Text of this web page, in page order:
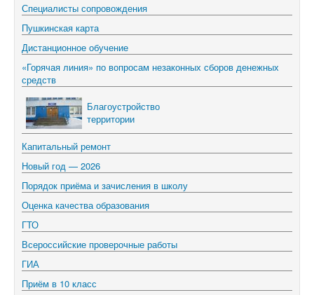
Специалисты сопровождения
Пушкинская карта
Дистанционное обучение
«Горячая линия» по вопросам незаконных сборов денежных
средств
Благоустройство
территории
Капитальный ремонт
Новый год — 2026
Порядок приёма и зачисления в школу
Оценка качества образования
ГТО
Всероссийские проверочные работы
ГИА
Приём в 10 класс